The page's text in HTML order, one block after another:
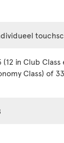
in Club Class
Class) of